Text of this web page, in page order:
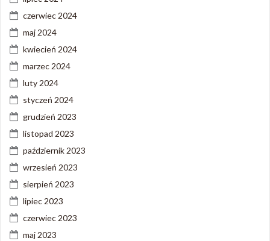
czerwiec 2024
maj 2024
kwiecień 2024
marzec 2024
luty 2024
styczeń 2024
grudzień 2023
listopad 2023
październik 2023
wrzesień 2023
sierpień 2023
lipiec 2023
czerwiec 2023
maj 2023